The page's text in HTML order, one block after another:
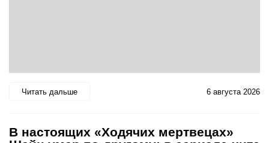
Читать дальше 6 августа 2026
В настоящих «Ходячих мертвецах»